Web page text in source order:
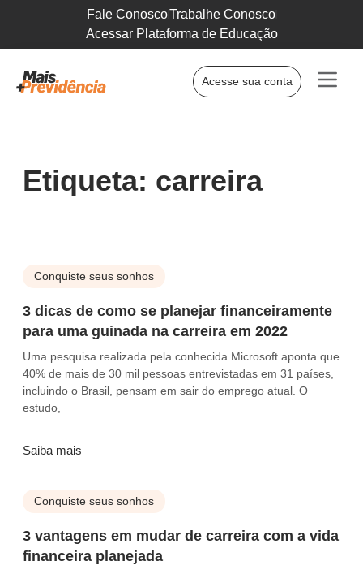
Fale ConoscoTrabalhe Conosco
Acessar Plataforma de Educação
Acesse sua conta
Etiqueta: carreira
Conquiste seus sonhos
3 dicas de como se planejar financeiramente
para uma guinada na carreira em 2022
Uma pesquisa realizada pela conhecida Microsoft aponta que
40% de mais de 30 mil pessoas entrevistadas em 31 países,
incluindo o Brasil, pensam em sair do emprego atual. O
estudo,
Saiba mais
Conquiste seus sonhos
3 vantagens em mudar de carreira com a vida
financeira planejada